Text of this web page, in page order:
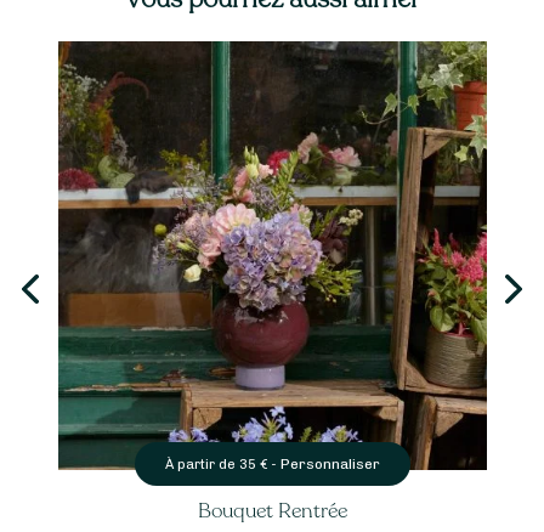
À partir de 35 € - Personnaliser
Bouquet Rentrée